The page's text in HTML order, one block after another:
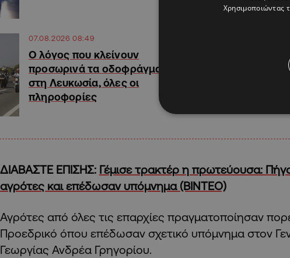
07.08.2026 08:49
Ο λόγος που κλείνουν
προσωρινά τα οδοφράγματα
στη Λευκωσία, όλες οι
πληροφορίες
ΔΙΑΒΑΣΤΕ ΕΠΙΣΗΣ: Γέμισε τρακτέρ η πρωτεύουσα:
αγρότες και επέδωσαν υπόμνημα (ΒΙΝΤΕΟ)
Αγρότες από όλες τις επαρχίες πραγματοποίησαν
Προεδρικό όπου επέδωσαν σχετικό υπόμνημα στον
Γεωργίας Ανδρέα Γρηγορίου.
Χρησιμοποιώντας